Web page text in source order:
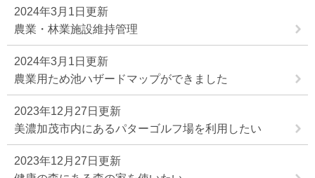
2024年3月1日更新
農業・林業施設維持管理
2024年3月1日更新
農業用ため池ハザードマップができました
2023年12月27日更新
美濃加茂市内にあるパターゴルフ場を利用したい
2023年12月27日更新